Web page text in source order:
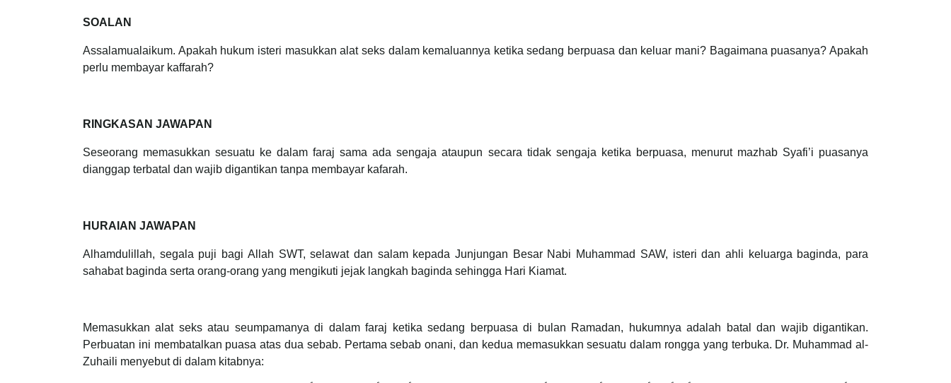
SOALAN
Assalamualaikum. Apakah hukum isteri masukkan alat seks dalam kemaluannya ketika sedang berpuasa dan keluar mani? Bagaimana puasanya? Apakah
perlu membayar kaffarah?
RINGKASAN JAWAPAN
Seseorang memasukkan sesuatu ke dalam faraj sama ada sengaja ataupun secara tidak sengaja ketika berpuasa, menurut mazhab Syafi’i puasanya
dianggap terbatal dan wajib digantikan tanpa membayar kafarah.
HURAIAN JAWAPAN
Alhamdulillah, segala puji bagi Allah SWT, selawat dan salam kepada Junjungan Besar Nabi Muhammad SAW, isteri dan ahli keluarga baginda, para
sahabat baginda serta orang-orang yang mengikuti jejak langkah baginda sehingga Hari Kiamat.
Memasukkan alat seks atau seumpamanya di dalam faraj ketika sedang berpuasa di bulan Ramadan, hukumnya adalah batal dan wajib digantikan.
Perbuatan ini membatalkan puasa atas dua sebab. Pertama sebab onani, dan kedua memasukkan sesuatu dalam rongga yang terbuka. Dr. Muhammad al-
Zuhaili menyebut di dalam kitabnya: